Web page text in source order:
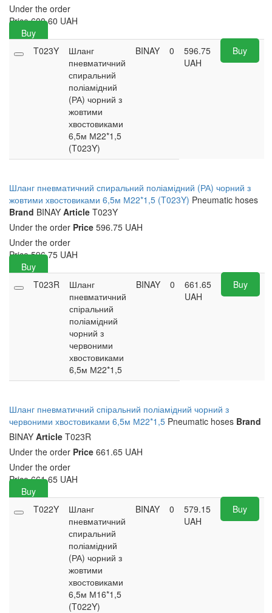
Under the order
Price 600.60 UAH
Buy
T023Y
Шланг
пневматичний
спиральний
поліамідний
(РА) чорний з
жовтими
хвостовиками
6,5м М22*1,5
(T023Y)
BINAY 0
596.75
UAH
Buy
Шланг пневматичний спиральний поліамідний (РА) чорний з
жовтими хвостовиками 6,5м М22*1,5 (T023Y) Pneumatic hoses
Brand BINAY Article T023Y
Under the order Price 596.75 UAH
Under the order
Price 596.75 UAH
Buy
T023R
Шланг
пневматичний
спіральний
поліамідний
чорний з
червоними
хвостовиками
6,5м М22*1,5
BINAY 0
661.65
UAH
Buy
Шланг пневматичний спіральний поліамідний чорний з
червоними хвостовиками 6,5м М22*1,5 Pneumatic hoses Brand
BINAY Article T023R
Under the order Price 661.65 UAH
Under the order
Price 661.65 UAH
Buy
T022Y
Шланг
пневматичний
спиральний
поліамідний
(РА) чорний з
жовтими
хвостовиками
6,5м М16*1,5
(T022Y)
BINAY 0
579.15
UAH
Buy